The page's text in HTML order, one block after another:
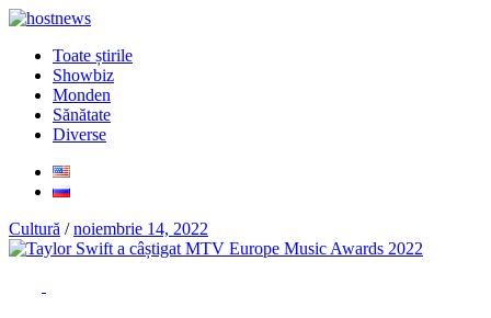
Toate știrile
Showbiz
Monden
Sănătate
Diverse
Cultură /noiembrie 14, 2022